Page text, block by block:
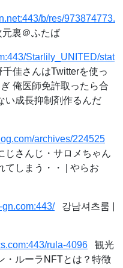
b/res/973874773.
裏＠ふたば
Starlily_UNITED/stat
佳さんはTwitterを使っ
俺医師免許取ったら合
い成長抑制剤作るんだ
archives/224525
じさんじ・サロメちゃん
てしまう・・ | やらお
gn.com:443/강남셔츠룸 |
rula-4096 観光
・ルーラNFTとは？特徴